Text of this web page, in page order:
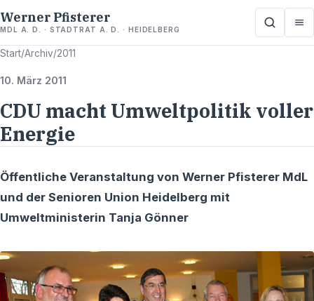
Werner Pfisterer
MDL A. D. · STADTRAT A. D. · HEIDELBERG
Start/Archiv/2011
10. März 2011
CDU macht Umweltpolitik voller
Energie
Öffentliche Veranstaltung von Werner Pfisterer MdL
und der Senioren Union Heidelberg mit
Umweltministerin Tanja Gönner